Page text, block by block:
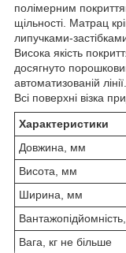
полімерним
щільності. Матрац
липучками-
Висока якість
досягнуто
автоматизованій лінії.
Всі поверхні візка
Характеристики
Довжина, мм
Висота, мм
Ширина, мм
Вантажопідйомність,
Вага, кг не більше